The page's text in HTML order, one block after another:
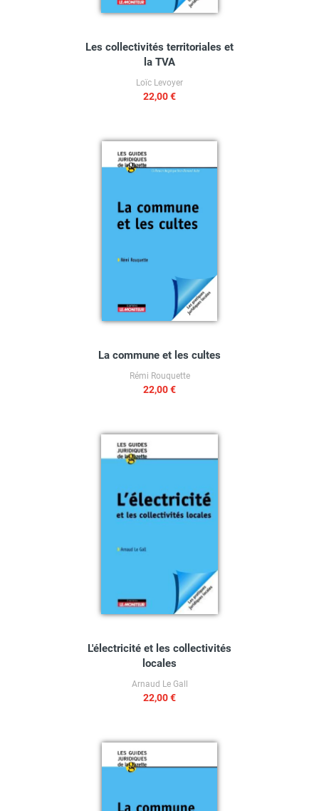
Les collectivités territoriales et
la TVA
Loïc Levoyer
22,00 €
La commune et les cultes
Rémi Rouquette
22,00 €
L'électricité et les collectivités
locales
Arnaud Le Gall
22,00 €